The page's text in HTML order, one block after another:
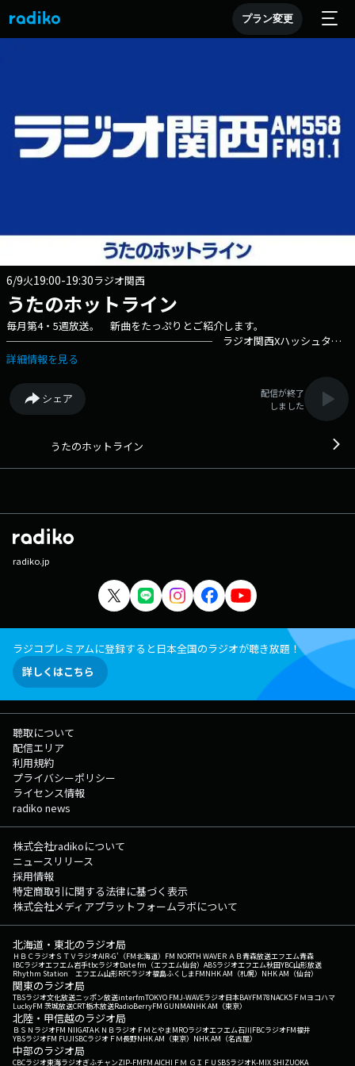
プラン変更
6/9火19:00-19:30ラジオ関西
うたのホットライン
毎月第4・5週放送。 新曲をたっぷりとご紹介します。
──────────────────── ラジオ関西Xハッシュタグ
は「#ラジ関」 ラジオ関西Xアカウントは「@Radio_Kansai_PR」
詳細情報を見る
シェア
配信が終了
しました
うたのホットライン
radiko.jp
ラジコプレミアムに登録すると日本全国のラジオが聴き放題！
詳しくはこちら
聴取について
配信エリア
利用規約
プライバシーポリシー
ライセンス情報
radiko news
株式会社radikoについて
ニュースリリース
採用情報
特定商取引に関する法律に基づく表示
株式会社メディアプラットフォームラボについて
北海道・東北のラジオ局
ＨＢＣラジオＳＴＶラジオAIR-G'（FM北海道） FM NORTH WAVEＲＡＢ青森放送エフエム青森
IBCラジオエフエム岩手tbcラジオDate fm（エフエム仙台） ABSラジオエフエム秋田YBC山形放送
Rhythm Station エフエム山形RFCラジオ福島ふくしまFMNHK AM（札幌） NHK AM（仙台）
関東のラジオ局
TBSラジオ文化放送ニッポン放送interfmTOKYO FMJ-WAVEラジオ日本BAYFM78NACK5 ＦＭヨコハマ
LuckyFM 茨城放送CRT栃木放送RadioBerryFM GUNMANHK AM（東京）
北陸・甲信越のラジオ局
ＢＳＮラジオFM NIIGATAＫＮＢラジオ ＦＭとやまMROラジオエフエム石川FBCラジオFM福井
YBSラジオFM FUJISBCラジオ ＦＭ長野NHK AM（東京） NHK AM（名古屋）
中部のラジオ局
CBCラジオ東海ラジオぎふチャンZIP-FMFM AICHI ＦＭ ＧＩＦＵ SBSラジオK-MIX SHIZUOKA